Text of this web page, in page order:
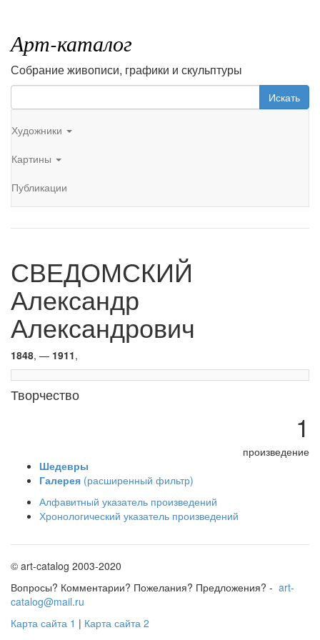
Арт-каталог
Собрание живописи, графики и скульптуры
Искать
Художники
Картины
Публикации
СВЕДОМСКИЙ
Александр
Александрович
1848, — 1911,
Творчество
1
произведение
Шедевры
Галерея (расширенный фильтр)
Алфавитный указатель произведений
Хронологический указатель произведений
© art-catalog 2003-2020
Вопросы? Комментарии? Пожелания? Предложения? - art-
catalog@mail.ru
Карта сайта 1 | Карта сайта 2